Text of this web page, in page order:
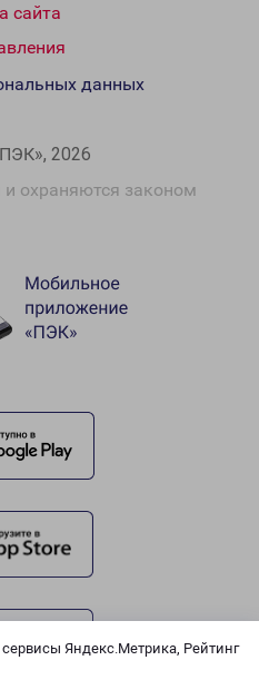
Яндекс.Метрика, Рейтинг
сайта
2026
охраняются законом
данных